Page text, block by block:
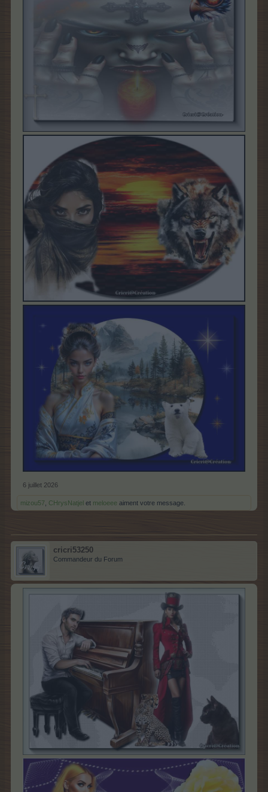
6 juillet 2026
mizou57 CHrysNatjel et meloeee aiment votre message.
cricri53250
Commandeur du Forum